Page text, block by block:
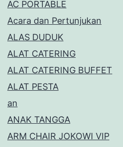
AC PORTABLE
Acara dan Pertunjukan
ALAS DUDUK
ALAT CATERING
ALAT CATERING BUFFET
ALAT PESTA
an
ANAK TANGGA
ARM CHAIR JOKOWI VIP